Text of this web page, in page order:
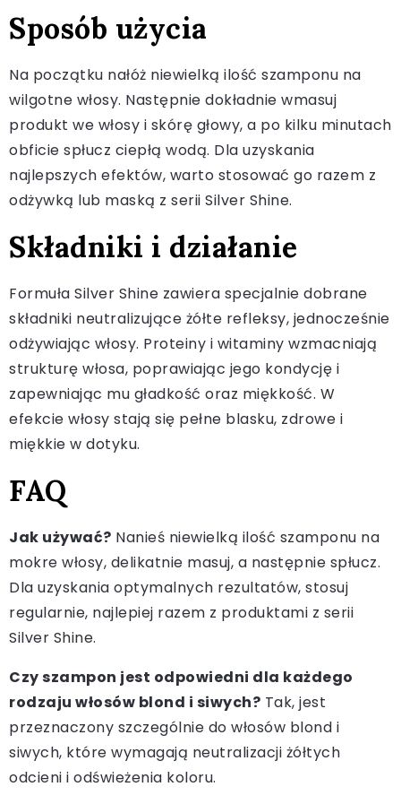
Sposób użycia
Na początku nałóż niewielką ilość szamponu na
wilgotne włosy. Następnie dokładnie wmasuj
produkt we włosy i skórę głowy, a po kilku minutach
obficie spłucz ciepłą wodą. Dla uzyskania
najlepszych efektów, warto stosować go razem z
odżywką lub maską z serii Silver Shine.
Składniki i działanie
Formuła Silver Shine zawiera specjalnie dobrane
składniki neutralizujące żółte refleksy, jednocześnie
odżywiając włosy. Proteiny i witaminy wzmacniają
strukturę włosa, poprawiając jego kondycję i
zapewniając mu gładkość oraz miękkość. W
efekcie włosy stają się pełne blasku, zdrowe i
miękkie w dotyku.
FAQ
Jak używać? Nanieś niewielką ilość szamponu na
mokre włosy, delikatnie masuj, a następnie spłucz.
Dla uzyskania optymalnych rezultatów, stosuj
regularnie, najlepiej razem z produktami z serii
Silver Shine.
Czy szampon jest odpowiedni dla każdego
rodzaju włosów blond i siwych? Tak, jest
przeznaczony szczególnie do włosów blond i
siwych, które wymagają neutralizacji żółtych
odcieni i odświeżenia koloru.